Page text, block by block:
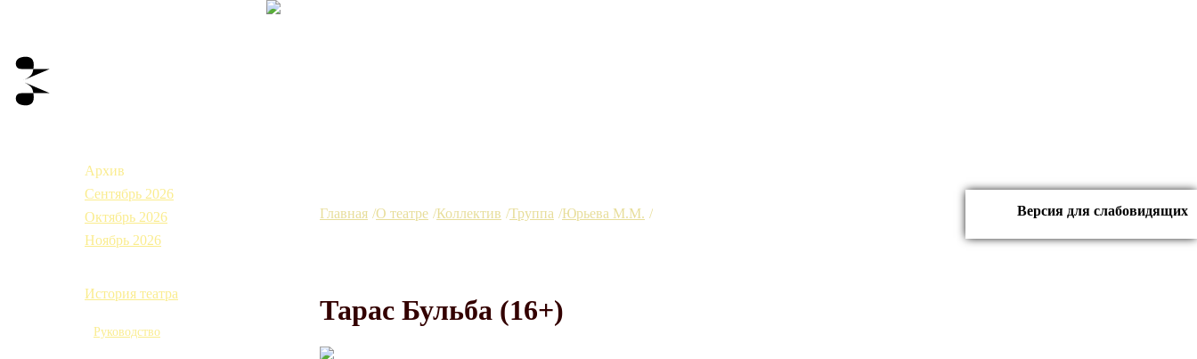
Архив
Сентябрь 2026
Октябрь 2026
Ноябрь 2026
История театра
Руководство
Главная О театре Коллектив Труппа Юрьева М.М.
Тарас Бульба (16+)
Версия для слабовидящих